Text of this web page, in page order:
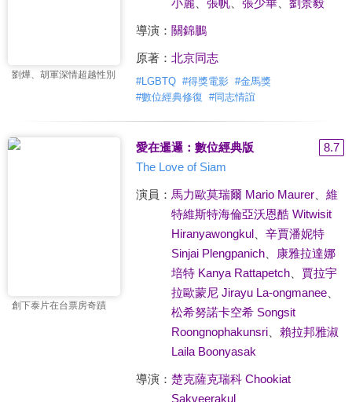
劉燁、胡軍深情超越性別
小麗
張帆、 張少華、 劉景毅
導演： 關錦鵬
原著： 北京同志
#LGBTQ #得獎電影 #金馬獎
#數位經典修復 #同志情誼
創下泰片在台票房奇蹟
愛在暹邏：數位經典版
8.7
The Love of Siam
演員： 馬力歐莫瑞爾 Mario Maurer、 維
特維斯特海倫亞沃恩酷 Witwisit
Hiranyawongkul、 辛賈潘妮特
Sinjai Plengpanich、
康雅拉達娜
培特 Kanya Rattapetch、 賈拉宇
拉歐蒙尼 Jirayu La-ongmanee、
松希努諾卡空希 Songsit
Roongnophakunsri、 賴拉邦雅淑
Laila Boonyasak
導演： 楚克薩克瑞科 Chookiat
Sakveerakul